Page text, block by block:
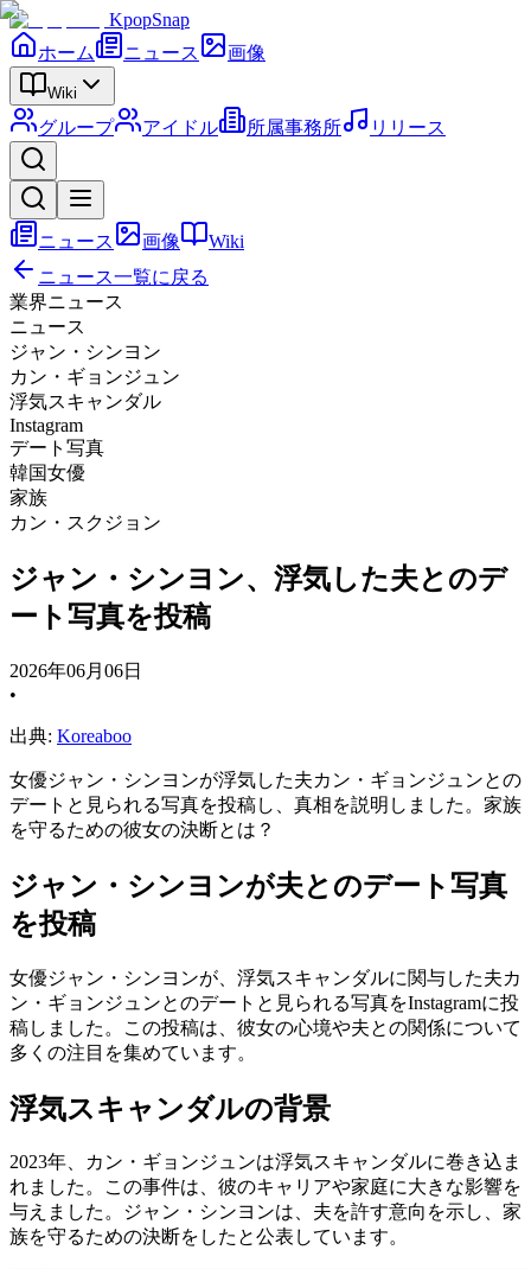
KpopSnap
ホーム
ニュース 画像
Wiki
グループ アイドル 所属事務所 リリース
ニュース 画像
Wiki
ニュース一覧に戻る
業界ニュース
ニュース
ジャン・シンヨン
カン・ギョンジュン
浮気スキャンダル
Instagram
デート写真
韓国女優
家族
カン・スクジョン
ジャン・シンヨン、浮気した夫とのデ
ート写真を投稿
2026年06月06日
•
出典: Koreaboo
女優ジャン・シンヨンが浮気した夫カン・ギョンジュンとの
デートと見られる写真を投稿し、真相を説明しました。家族
を守るための彼女の決断とは？
ジャン・シンヨンが夫とのデート写真
を投稿
女優ジャン・シンヨンが、浮気スキャンダルに関与した夫カ
ン・ギョンジュンとのデートと見られる写真をInstagramに投
稿しました。この投稿は、彼女の心境や夫との関係について
多くの注目を集めています。
浮気スキャンダルの背景
2023年、カン・ギョンジュンは浮気スキャンダルに巻き込ま
れました。この事件は、彼のキャリアや家庭に大きな影響を
与えました。ジャン・シンヨンは、夫を許す意向を示し、家
族を守るための決断をしたと公表しています。